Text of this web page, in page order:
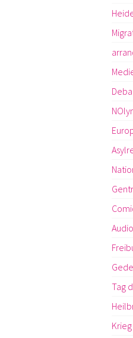
Audio
Tag
Krieg